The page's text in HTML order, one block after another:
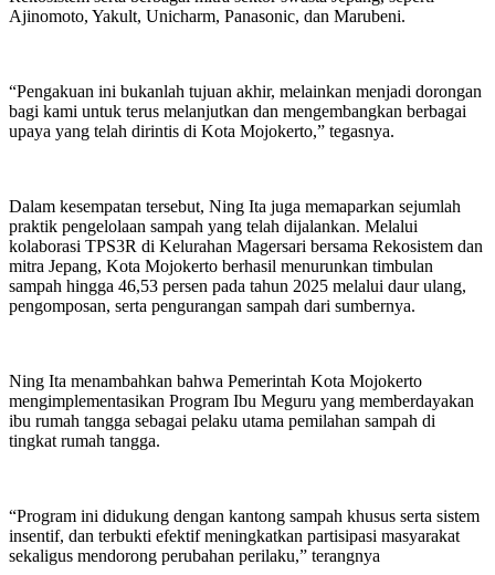
Ajinomoto, Yakult, Unicharm, Panasonic, dan Marubeni.
“Pengakuan ini bukanlah tujuan akhir, melainkan menjadi dorongan
bagi kami untuk terus melanjutkan dan mengembangkan berbagai
upaya yang telah dirintis di Kota Mojokerto,” tegasnya.
Dalam kesempatan tersebut, Ning Ita juga memaparkan sejumlah
praktik pengelolaan sampah yang telah dijalankan. Melalui
kolaborasi TPS3R di Kelurahan Magersari bersama Rekosistem dan
mitra Jepang, Kota Mojokerto berhasil menurunkan timbulan
sampah hingga 46,53 persen pada tahun 2025 melalui daur ulang,
pengomposan, serta pengurangan sampah dari sumbernya.
Ning Ita menambahkan bahwa Pemerintah Kota Mojokerto
mengimplementasikan Program Ibu Meguru yang memberdayakan
ibu rumah tangga sebagai pelaku utama pemilahan sampah di
tingkat rumah tangga.
“Program ini didukung dengan kantong sampah khusus serta sistem
insentif, dan terbukti efektif meningkatkan partisipasi masyarakat
sekaligus mendorong perubahan perilaku,” terangnya